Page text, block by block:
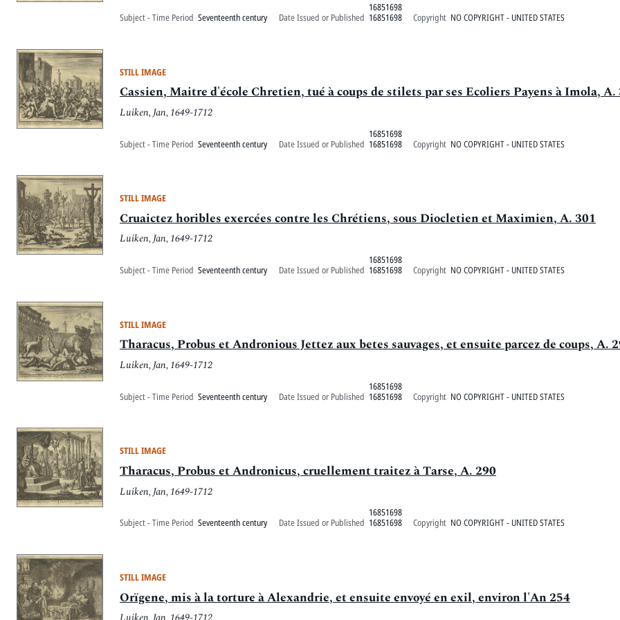
Subject - Time Period Seventeenth century Date Issued or Published
16851698
16851698
Copyright NO COPYRIGHT - UNITED STATES
STILL IMAGE
Cassien, Maitre d'école Chretien, tué à coups de stilets par ses Ecoliers Payens à Imola, A.
Luiken, Jan, 1649-1712
Subject - Time Period Seventeenth century Date Issued or Published
16851698
16851698
Copyright NO COPYRIGHT - UNITED STATES
STILL IMAGE
Cruaictez horibles exercées contre les Chrétiens, sous Diocletien et Maximien, A. 301
Luiken, Jan, 1649-1712
Subject - Time Period Seventeenth century Date Issued or Published
16851698
16851698
Copyright NO COPYRIGHT - UNITED STATES
STILL IMAGE
Tharacus, Probus et Andronious Jettez aux betes sauvages, et ensuite parcez de coups, A.
Luiken, Jan, 1649-1712
Subject - Time Period Seventeenth century Date Issued or Published
16851698
16851698
Copyright NO COPYRIGHT - UNITED STATES
STILL IMAGE
Tharacus, Probus et Andronicus, cruellement traitez à Tarse, A. 290
Luiken, Jan, 1649-1712
Subject - Time Period Seventeenth century Date Issued or Published
16851698
16851698
Copyright NO COPYRIGHT - UNITED STATES
STILL IMAGE
Orïgene, mis à la torture à Alexandrie, et ensuite envoyé en exil, environ l'An 254